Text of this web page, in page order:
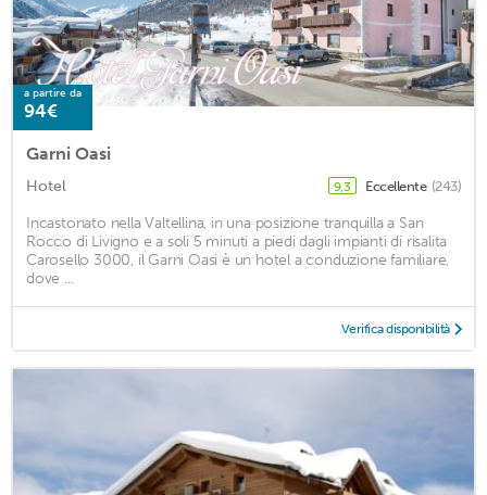
a partire da
94€
Garni Oasi
Hotel 9,3 Eccellente (243)
Incastonato nella Valtellina, in una posizione tranquilla a San
Rocco di Livigno e a soli 5 minuti a piedi dagli impianti di risalita
Carosello 3000, il Garni Oasi è un hotel a conduzione familiare,
dove ...
Verifica disponibilità